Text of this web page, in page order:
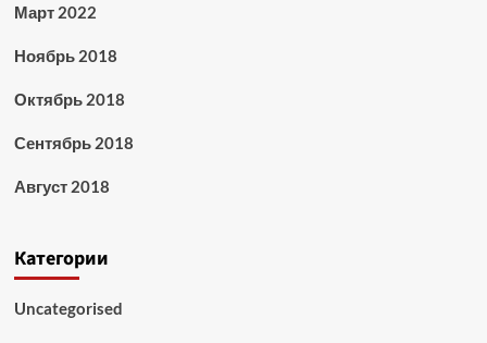
Март 2022
Ноябрь 2018
Октябрь 2018
Сентябрь 2018
Август 2018
Категории
Uncategorised